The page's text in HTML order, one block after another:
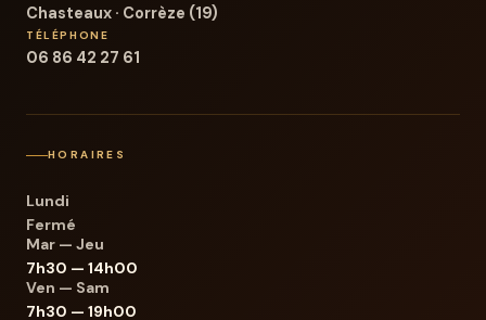
Chasteaux · Corrèze (19)
TÉLÉPHONE
06 86 42 27 61
HORAIRES
Lundi
Fermé
Mar — Jeu
7h30 — 14h00
Ven — Sam
7h30 — 19h00